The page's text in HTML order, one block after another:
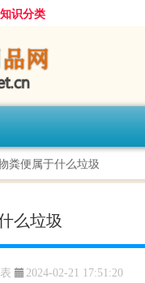
知识分类
粪便属于什么垃圾
么垃圾
2024-02-21 17:51:20